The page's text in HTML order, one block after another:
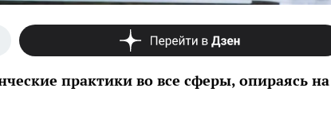
практики во все сферы, опираясь на